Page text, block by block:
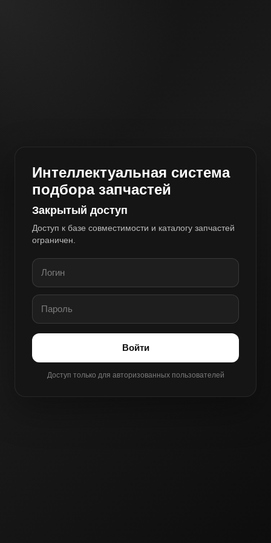
Интеллектуальная система
подбора запчастей
Закрытый доступ
Доступ к базе совместимости и каталогу запчастей
ограничен.
Войти
Доступ только для авторизованных пользователей